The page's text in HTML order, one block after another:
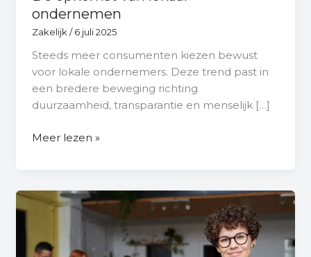
ondernemen
Zakelijk/6 juli 2025
Steeds meer consumenten kiezen bewust
voor lokale ondernemers. Deze trend past in
een bredere beweging richting
duurzaamheid, transparantie en menselijk […]
Meer lezen »
Waarom
de